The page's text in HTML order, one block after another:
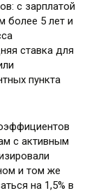
с зарплатой
более 5 лет и
ставка для
пункта
с активным
и том же
на 1,5% в